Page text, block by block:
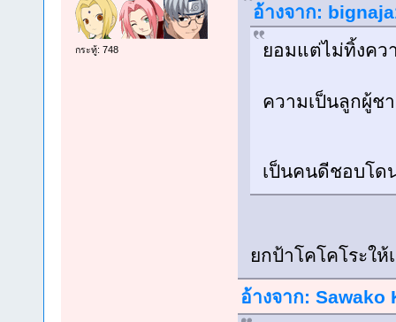
กระทู้: 748
อ้างจาก:
ยอมแต่ไม่ทิ้งคว
ความเป็นลูกผู้ช
เป็นคนดีชอบโ
ยกป้าโคโคโระใ
อ้างจาก: Sawako